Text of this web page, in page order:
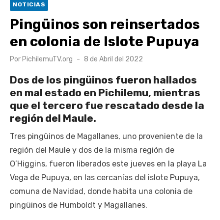
segunda clasificatoria
Retrospectiva 2026 | Capítulo 03: lessons on flight – Cecilia
Araneda
NOTICIAS
Pingüinos son reinsertados
en colonia de Islote Pupuya
Por PichilemuTV.org
Publicado
8 de Abril del 2022
Dos de los pingüinos fueron hallados
en mal estado en Pichilemu, mientras
que el tercero fue rescatado desde la
región del Maule.
Tres pingüinos de Magallanes, uno proveniente de la
región del Maule y dos de la misma región de
O’Higgins, fueron liberados este jueves en la playa La
Vega de Pupuya, en las cercanías del islote Pupuya,
comuna de Navidad, donde habita una colonia de
pingüinos de Humboldt y Magallanes.